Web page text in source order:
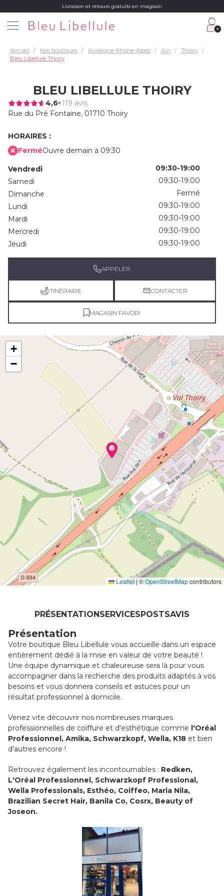
Livraison et retours gratuits en magasin
Accueil Nos boutiques Auvergne-Rhône-Alpes Ain
Thoiry
Bleu Libellule Thoiry
BLEU LIBELLULE THOIRY
4,6 119 avis
Rue du Pré Fontaine, 01710 Thoiry
HORAIRES :
FerméOuvre demain à 09:30
Vendredi
09:30-19:00
Samedi
09:30-19:00
Dimanche
Fermé
Lundi
09:30-19:00
Mardi
09:30-19:00
Mercredi
09:30-19:00
Jeudi
09:30-19:00
APPELER
ITINÉRAIRE CONTACTER
MAGASIN FAVORI
+
−
Leaflet| ©OpenStreetMapcontributors
PRÉSENTATIONSERVICESPOSTSAVIS
Présentation
Votre boutique Bleu Libellule vous accueille dans un espace
entièrement dédié à la mise en valeur de votre beauté !
Une équipe dynamique et chaleureuse sera là pour vous
accompagner dans la recherche des produits adaptés à vos
besoins et vous donnera conseils et astuces pour un
résultat professionnel à domicile.
Venez vite découvrir nos nombreuses marques
professionnelles de coiffure et d'esthétique comme l'Oréal
Professionnel, Amika, Schwarzkopf, Wella, K18 et bien
d'autres encore !
Retrouvez également les incontournables : Redken,
L'Oréal Professionnel, Schwarzkopf Professional,
Wella Professionals, Esthéo, Coiffeo, Maria Nila,
Brazilian Secret Hair, Banila Co, Cosrx, Beauty of
Joseon.